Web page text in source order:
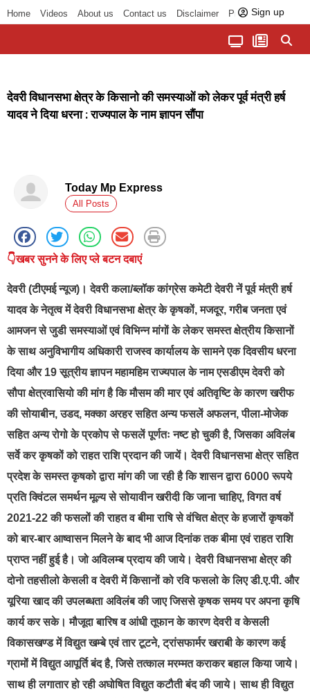
Home Videos About us Contact us Disclaimer Privacy Policy
Sign up
देवरी विधानसभा क्षेत्र के किसानो की समस्याओं को लेकर पूर्व मंत्री हर्ष
यादव ने दिया धरना : राज्यपाल के नाम ज्ञापन सौंपा
Today Mp Express
All Posts
👇खबर सुनने के लिए प्ले बटन दबाएं
देवरी (टीएमई न्यूज)। देवरी कला/ब्लॉक कांग्रेस कमेटी देवरी नें पूर्व मंत्री हर्ष
यादव के नेतृत्व में देवरी विधानसभा क्षेत्र के कृषकों, मजदूर, गरीब जनता एवं
आमजन से जुडी समस्याओं एवं विभिन्न मांगों के लेकर समस्त क्षेत्रीय किसानों
के साथ अनुविभागीय अधिकारी राजस्व कार्यालय के सामने एक दिवसीय धरना
दिया और 19 सूत्रीय ज्ञापन महामहिम राज्यपाल के नाम एसडीएम देवरी को
सौपा क्षेत्रवासियो की मांग है कि मौसम की मार एवं अतिवृष्टि के कारण खरीफ
की सोयाबीन, उडद, मक्का अरहर सहित अन्य फसलें अफलन, पीला-मोजेक
सहित अन्य रोगो के प्रकोप से फसलें पूर्णतः नष्ट हो चुकी है, जिसका अविलंब
सर्वे कर कृषकों को राहत राशि प्रदान की जायें। देवरी विधानसभा क्षेत्र सहित
प्रदेश के समस्त कृषको द्वारा मांग की जा रही है कि शासन द्वारा 6000 रूपये
प्रति क्विंटल समर्थन मूल्य से सोयावीन खरीदी कि जाना चाहिए, विगत वर्ष
2021-22 की फसलों की राहत व बीमा राषि से वंचित क्षेत्र के हजारों कृषकों
को बार-बार आष्वासन मिलने के बाद भी आज दिनांक तक बीमा एवं राहत राशि
प्राप्त नहीं हुई है। जो अविलम्ब प्रदाय की जाये। देवरी विधानसभा क्षेत्र की
दोनो तहसीलो केसली व देवरी में किसानों को रवि फसलो के लिए डी.ए.पी. और
यूरिया खाद की उपलब्धता अविलंब की जाए जिससे कृषक समय पर अपना कृषि
कार्य कर सके। मौजूदा बारिष व आंधी तूफान के कारण देवरी व केसली
विकासखण्ड में विद्युत खम्बे एवं तार टूटने, ट्रांसफार्मर खराबी के कारण कई
ग्रामों में विद्युत आपूर्ति बंद है, जिसे तत्काल मरम्मत कराकर बहाल किया जाये।
साथ ही लगातार हो रही अघोषित विद्युत कटौती बंद की जाये। साथ ही विद्युत